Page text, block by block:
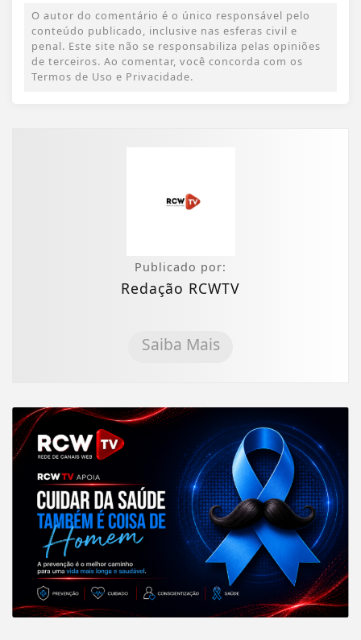
O autor do comentário é o único responsável pelo
conteúdo publicado, inclusive nas esferas civil e
penal. Este site não se responsabiliza pelas opiniões
de terceiros. Ao comentar, você concorda com os
Termos de Uso e Privacidade.
Publicado por:
Redação RCWTV
Saiba Mais